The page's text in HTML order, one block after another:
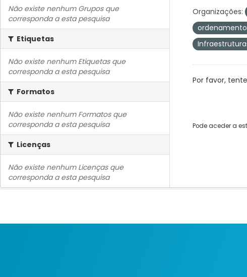
Não existe nenhum Grupos que
corresponda a esta pesquisa
Etiquetas
Não existe nenhum Etiquetas que
corresponda a esta pesquisa
Formatos
Não existe nenhum Formatos que
corresponda a esta pesquisa
Licenças
Não existe nenhum Licenças que
corresponda a esta pesquisa
Organizações:
Por favor,
Pode aceder a